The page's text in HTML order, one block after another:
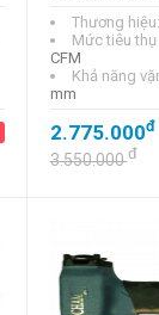
Thương hiệu:
Mức tiêu
CFM
Khả năng
mm
2.775.000đ
3.550.000đ